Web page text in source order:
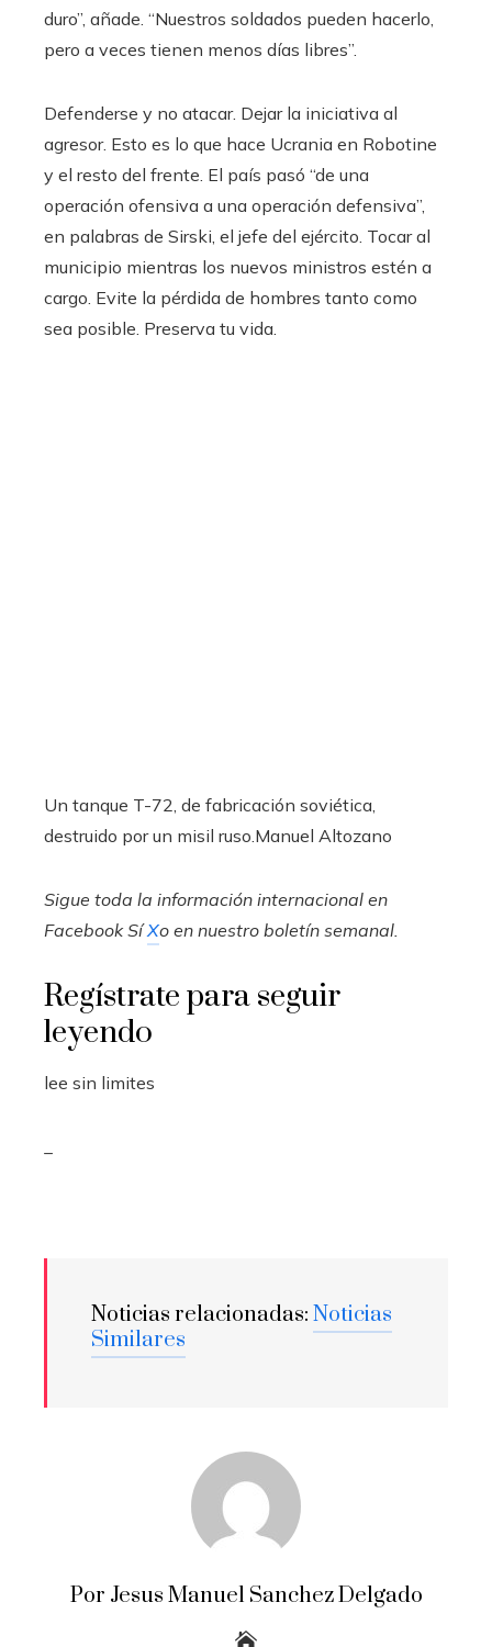
duro”, añade. “Nuestros soldados pueden hacerlo,
pero a veces tienen menos días libres”.
Defenderse y no atacar. Dejar la iniciativa al
agresor. Esto es lo que hace Ucrania en Robotine
y el resto del frente. El país pasó “de una
operación ofensiva a una operación defensiva”,
en palabras de Sirski, el jefe del ejército. Tocar al
municipio mientras los nuevos ministros estén a
cargo. Evite la pérdida de hombres tanto como
sea posible. Preserva tu vida.
Un tanque T-72, de fabricación soviética,
destruido por un misil ruso. Manuel Altozano
Sigue toda la información internacional en
FacebookSíXo en nuestro boletín semanal
Regístrate para seguir
leyendo
lee sin limites
Noticias relacionadas: Noticias
Similares
Por Jesus Manuel Sanchez Delgado